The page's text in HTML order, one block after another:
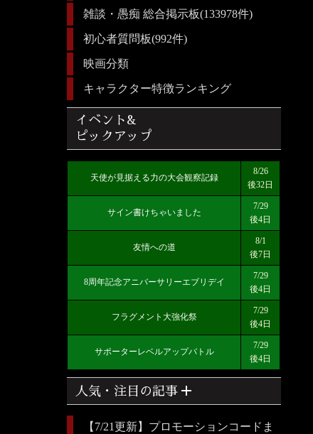
雑談・愚痴 総合掲示板(133978件)
初心者質問板(992件)
映画分類
キャラクター特徴ランキング
イベント&
ピックアップ
天使が見据える力の大会観察記録
8/26
後32日
サイン書けちゃいました
7/29
後4日
友情への道
8/1
後7日
8周年記念アニバーサリーエブリデイ
7/29
後4日
フラグメント大強化祭
7/29
後4日
サポーターレベルアップバトル
7/29
後4日
人気・注目の記事 add
【7/21更新】プロモーションコードま